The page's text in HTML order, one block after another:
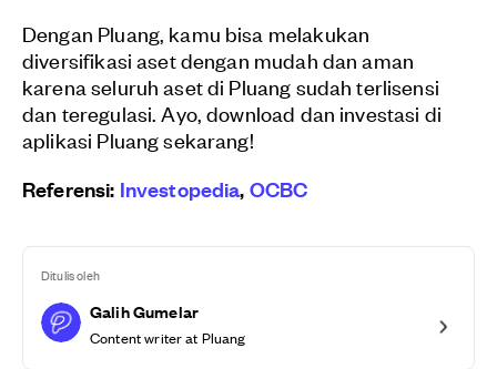
Dengan Pluang, kamu bisa melakukan
diversifikasi aset dengan mudah dan aman
karena seluruh aset di Pluang sudah terlisensi
dan teregulasi. Ayo, download dan investasi di
aplikasi Pluang sekarang!
Referensi: Investopedia,OCBC
Ditulis oleh
Galih Gumelar
Content writer at Pluang